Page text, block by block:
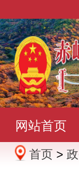
网站首页
办事服务
首页 >